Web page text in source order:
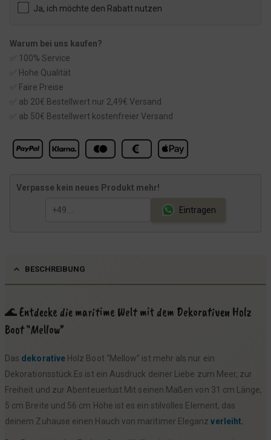
Ja, ich möchte den Rabatt nutzen
Warum bei uns kaufen?
✅ 100% Service
✅ Hohe Qualität
✅ Faire Preise
✅ ab 20€ Bestellwert nur 2,49€ Versand
✅ ab 50€ Bestellwert kostenfreier Versand
Verpasse kein neues Produkt mehr!
Eintragen
BESCHREIBUNG
🌊 Entdecke die maritime Welt mit dem Dekorativen Holz
Boot “Mellow”
Das dekorativeHolz Boot “Mellow” ist mehr als nur ein
Dekorationsstück.Es ist ein Ausdruck deiner Liebe zum Meer, zur
Freiheit und zur Abenteuerlust.Mit seinen Maßen von 31 cm Länge,
5 cm Breite und 56 cm Höhe ist es ein stilvolles Element, das
deinem Zuhause einen Hauch von maritimer Eleganzverleiht.